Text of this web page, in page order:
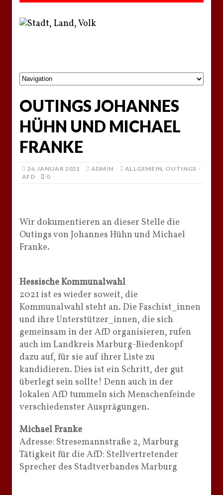
OUTINGS JOHANNES
HÜHN UND MICHAEL
FRANKE
26. JANUAR 2021 ADMIN ALLGEMEIN, OUTINGS -
AFD
0
Wir dokumentieren an dieser Stelle die
Outings von Johannes Hühn und Michael
Franke.
Hessische Kommunalwahl
2021 ist es wieder soweit, die
Kommunalwahl steht an. Die Faschist_innen
und ihre Unterstützer_innen, die sich
gemeinsam in der AfD organisieren, rufen
auch im Landkreis Marburg-Biedenkopf
dazu auf, für sie auf ihrer Liste zu
kandidieren. Dies ist ein Schritt, der gut
überlegt sein sollte! Denn auch in der
lokalen AfD tummeln sich Menschenfeinde
verschiedenster Ausprägungen.
Michael Franke
Adresse: Stresemannstraße 2, Marburg
Tätigkeit für die AfD: Stellvertretender
Sprecher des Stadtverbandes Marburg